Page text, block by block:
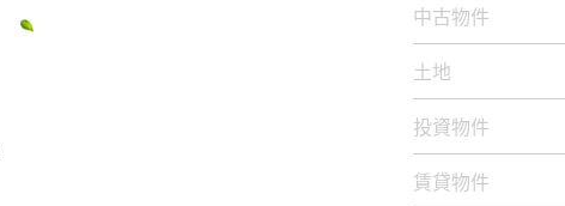
中古物件
土地
投資物件
賃貸物件